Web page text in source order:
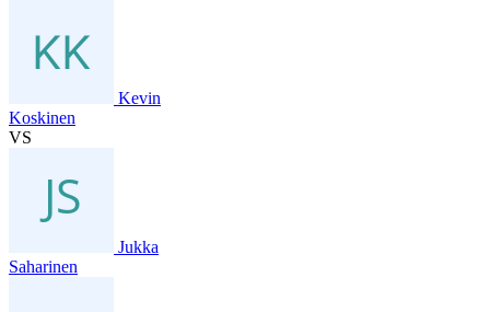
Kevin
Koskinen
VS
Jukka
Saharinen